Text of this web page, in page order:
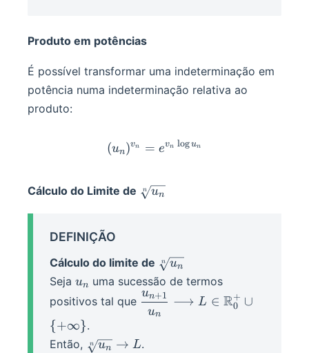
Produto em potências
É possível transformar uma indeterminação em
potência numa indeterminação relativa ao
produto:
(u_n)^{v_n}=e^{v_n\log
(un)vn = evn log un
Cálculo do Limite de \sqrt[n]
n un
DEFINIÇÃO
Cálculo do limite de \sqrt[n]
{u_n}
n un
Seja u_n
un uma sucessão de termos
positivos tal que \displaystyle
\frac{u_{n+1}}
L \in \mathbb
un
un+1 ⟶ L ∈ R0
+ ∪
{+∞}.
Então, \sqrt[n]
n un → L.